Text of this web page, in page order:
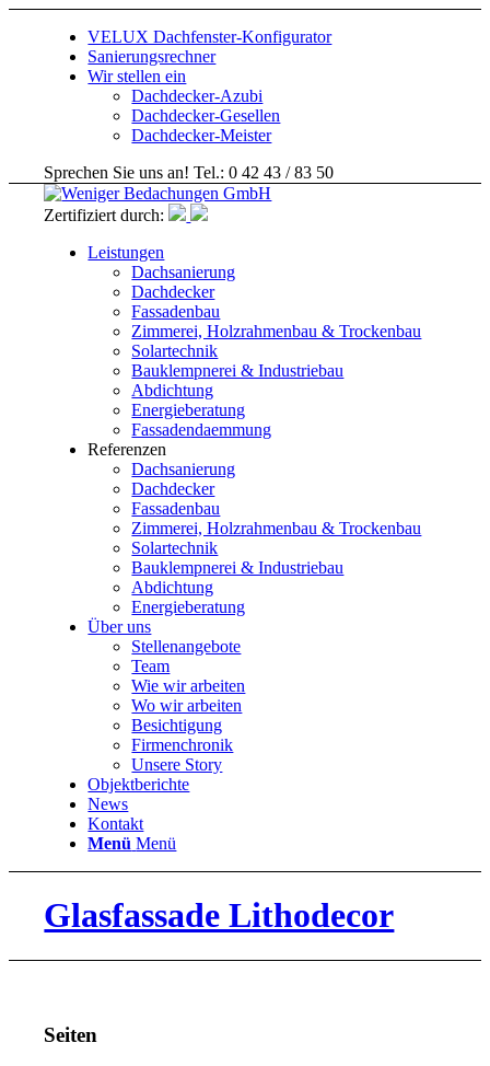
VELUX Dachfenster-Konfigurator
Sanierungsrechner
Wir stellen ein
Dachdecker-Azubi
Dachdecker-Gesellen
Dachdecker-Meister
Sprechen Sie uns an! Tel.: 0 42 43 / 83 50
Zertifiziert durch:
Leistungen
Dachsanierung
Dachdecker
Fassadenbau
Zimmerei, Holzrahmenbau & Trockenbau
Solartechnik
Bauklempnerei & Industriebau
Abdichtung
Energieberatung
Fassadendaemmung
Referenzen
Dachsanierung
Dachdecker
Fassadenbau
Zimmerei, Holzrahmenbau & Trockenbau
Solartechnik
Bauklempnerei & Industriebau
Abdichtung
Energieberatung
Über uns
Stellenangebote
Team
Wie wir arbeiten
Wo wir arbeiten
Besichtigung
Firmenchronik
Unsere Story
Objektberichte
News
Kontakt
Menü Menü
Glasfassade Lithodecor
Seiten